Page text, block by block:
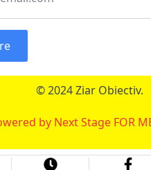
© 2024 Ziar Obiectiv.